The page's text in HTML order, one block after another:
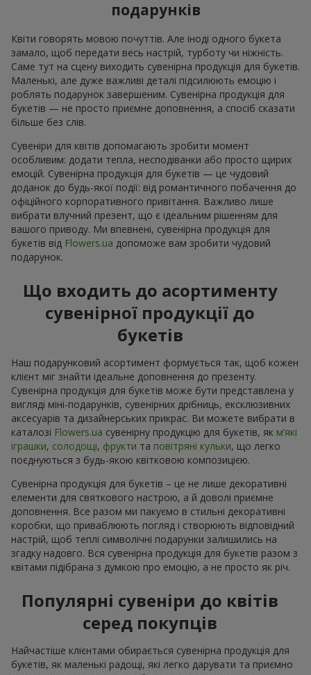
подарунків
Квіти говорять мовою почуттів. Але іноді одного букета
замало, щоб передати весь настрій, турботу чи ніжність.
Саме тут на сцену виходить сувенірна продукція для букетів.
Маленькі, але дуже важливі деталі підсилюють емоцію і
роблять подарунок завершеним. Сувенірна продукція для
букетів — не просто приємне доповнення, а спосіб сказати
більше без слів.
Сувеніри для квітів допомагають зробити момент
особливим: додати тепла, несподіванки або просто щирих
емоцій. Сувенірна продукція для букетів — це чудовий
доданок до будь-якої події: від романтичного побачення до
офіційного корпоративного привітання. Важливо лише
вибрати влучний презент, що є ідеальним рішенням для
вашого приводу. Ми впевнені, сувенірна продукція для
букетів від Flowers.ua допоможе вам зробити чудовий
подарунок.
Що входить до асортименту
сувенірної продукції до
букетів
Наш подарунковий асортимент формується так, щоб кожен
клієнт міг знайти ідеальне доповнення до презенту.
Сувенірна продукція для букетів може бути представлена у
вигляді міні-подарунків, сувенірних дрібниць, ексклюзивних
аксесуарів та дизайнерських прикрас. Ви можете вибрати в
каталозі Flowers.ua cувенірну продукцію для букетів, як м’які
іграшки, солодощі, фрукти та повітряні кульки, що легко
поєднуються з будь-якою квітковою композицією.
Сувенірна продукція для букетів – це не лише декоративні
елементи для святкового настрою, а й доволі приємне
доповнення. Все разом ми пакуємо в стильні декоративні
коробки, що приваблюють погляд і створюють відповідний
настрій, щоб теплі символічні подарунки залишились на
згадку надовго. Вся сувенірна продукція для букетів разом з
квітами підібрана з думкою про емоцію, а не просто як річ.
Популярні сувеніри до квітів
серед покупців
Найчастіше клієнтами обирається сувенірна продукція для
букетів, як маленькі радощі, які легко дарувати та приємно